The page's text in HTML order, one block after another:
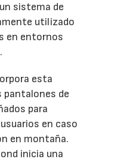
sistema de
utilizado
en entornos
esta
de
para
en caso
en montaña.
inicia una